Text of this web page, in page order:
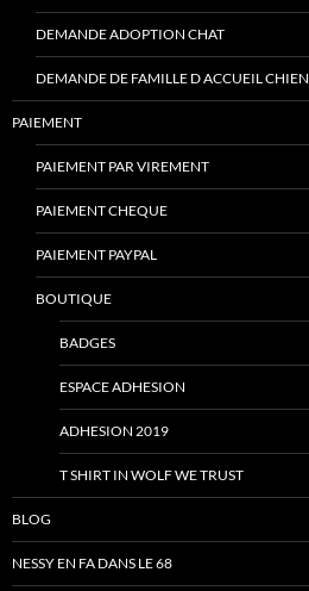
DEMANDE ADOPTION CHAT
DEMANDE DE FAMILLE D ACCUEIL CHIEN
PAIEMENT
PAIEMENT PAR VIREMENT
PAIEMENT CHEQUE
PAIEMENT PAYPAL
BOUTIQUE
BADGES
ESPACE ADHESION
ADHESION 2019
T SHIRT IN WOLF WE TRUST
BLOG
NESSY EN FA DANS LE 68